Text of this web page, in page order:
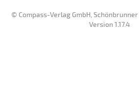
© Compass-Verlag GmbH,
Version 1.17.4